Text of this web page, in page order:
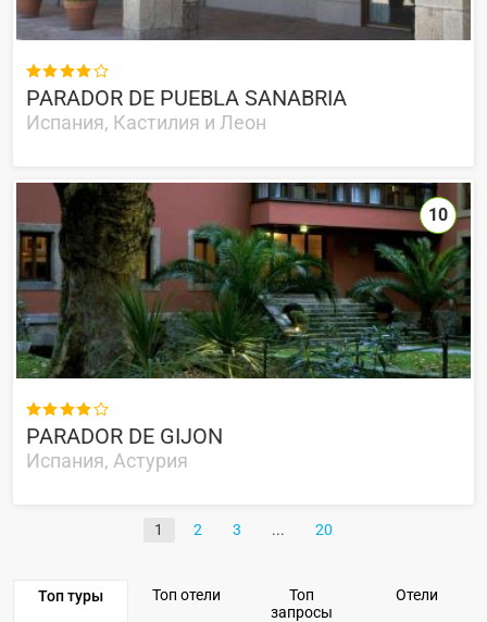

PARADOR DE PUEBLA SANABRIA
Испания, Кастилия и Леон

PARADOR DE GIJON
Испания, Астурия
10
1 2 3 20
Топ туры Топ отели
Топ
запросы
Отели